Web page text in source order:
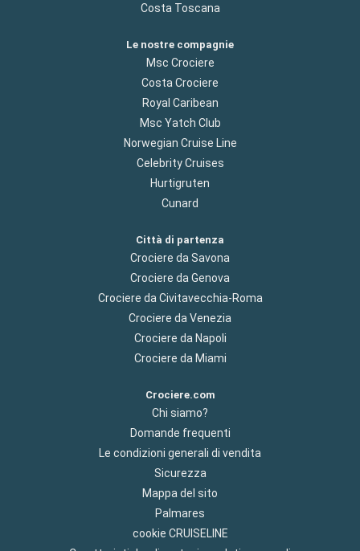
Costa Toscana
Le nostre compagnie
Msc Crociere
Costa Crociere
Royal Caribean
Msc Yatch Club
Norwegian Cruise Line
Celebrity Cruises
Hurtigruten
Cunard
Città di partenza
Crociere da Savona
Crociere da Genova
Crociere da Civitavecchia-Roma
Crociere da Venezia
Crociere da Napoli
Crociere da Miami
Crociere.com
Chi siamo?
Domande frequenti
Le condizioni generali di vendita
Sicurezza
Mappa del sito
Palmares
cookie CRUISELINE